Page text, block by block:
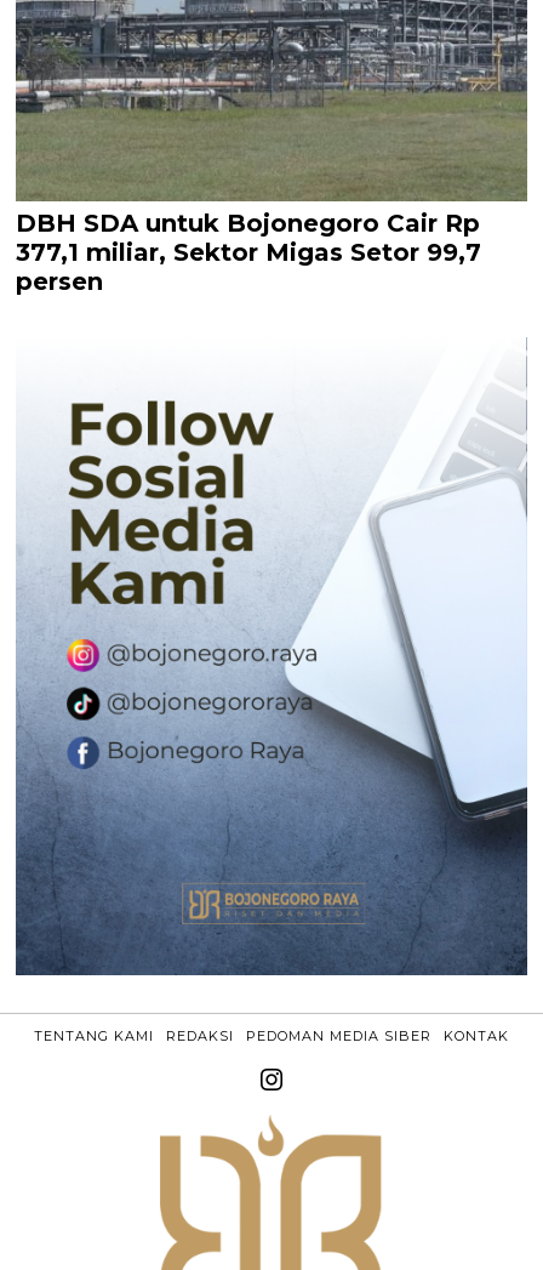
DBH SDA untuk Bojonegoro Cair Rp
377,1 miliar, Sektor Migas Setor 99,7
persen
TENTANG KAMI REDAKSI PEDOMAN MEDIA SIBER KONTAK